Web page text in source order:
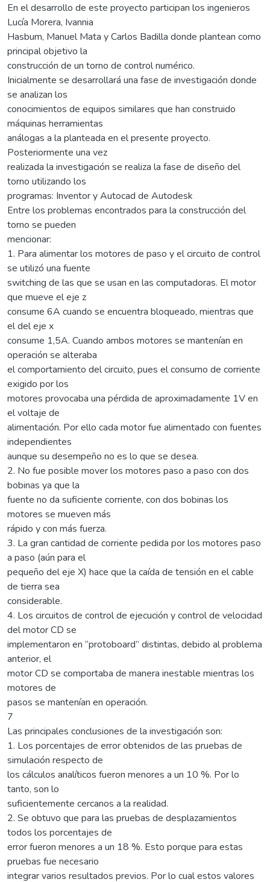
En el desarrollo de este proyecto participan los ingenieros
Lucía Morera, Ivannia
Hasbum, Manuel Mata y Carlos Badilla donde plantean como
principal objetivo la
construcción de un torno de control numérico.
Inicialmente se desarrollará una fase de investigación donde
se analizan los
conocimientos de equipos similares que han construido
máquinas herramientas
análogas a la planteada en el presente proyecto.
Posteriormente una vez
realizada la investigación se realiza la fase de diseño del
torno utilizando los
programas: Inventor y Autocad de Autodesk
Entre los problemas encontrados para la construcción del
torno se pueden
mencionar:
1. Para alimentar los motores de paso y el circuito de control
se utilizó una fuente
switching de las que se usan en las computadoras. El motor
que mueve el eje z
consume 6A cuando se encuentra bloqueado, mientras que
el del eje x
consume 1,5A. Cuando ambos motores se mantenían en
operación se alteraba
el comportamiento del circuito, pues el consumo de corriente
exigido por los
motores provocaba una pérdida de aproximadamente 1V en
el voltaje de
alimentación. Por ello cada motor fue alimentado con fuentes
independientes
aunque su desempeño no es lo que se desea.
2. No fue posible mover los motores paso a paso con dos
bobinas ya que la
fuente no da suficiente corriente, con dos bobinas los
motores se mueven más
rápido y con más fuerza.
3. La gran cantidad de corriente pedida por los motores paso
a paso (aún para el
pequeño del eje X) hace que la caída de tensión en el cable
de tierra sea
considerable.
4. Los circuitos de control de ejecución y control de velocidad
del motor CD se
implementaron en “protoboard” distintas, debido al problema
anterior, el
motor CD se comportaba de manera inestable mientras los
motores de
pasos se mantenían en operación.
7
Las principales conclusiones de la investigación son:
1. Los porcentajes de error obtenidos de las pruebas de
simulación respecto de
los cálculos analíticos fueron menores a un 10 %. Por lo
tanto, son lo
suficientemente cercanos a la realidad.
2. Se obtuvo que para las pruebas de desplazamientos
todos los porcentajes de
error fueron menores a un 18 %. Esto porque para estas
pruebas fue necesario
integrar varios resultados previos. Por lo cual estos valores